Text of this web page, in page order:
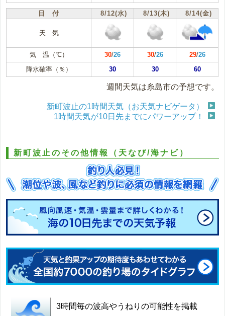
日 付 8/12(水) 8/13(木) 8/14(金)
天 気
気 温（℃） 30/26 30/26 29/26
降水確率（％）
30 30 60
週間天気は糸島市の予想です。
新町波止の1時間天気（お天気ナビゲータ）
1時間天気が10日先までにパワーアップ！
新町波止のその他情報（天なび/海ナビ）
3時間毎の波高やうねりの可能性を掲載